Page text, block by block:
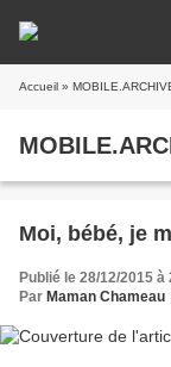
Accueil »
Moi, bébé, je
Publié le 28/12/2015 à
Par Maman Chameau